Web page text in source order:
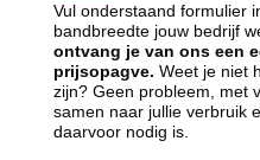
Vul onderstaand formulier
bandbreedte jouw bedrijf
ontvang je van ons een
prijsopagve. Weet je niet
zijn? Geen probleem, met
samen naar jullie verbruik
daarvoor nodig is.